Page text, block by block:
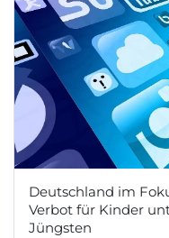
Deutschland im
Verbot für Kinder
Jüngsten